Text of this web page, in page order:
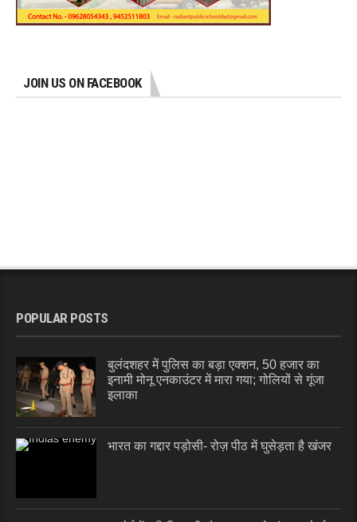
JOIN US ON FACEBOOK
POPULAR POSTS
बुलंदशहर में पुलिस का बड़ा एक्शन, 50 हजार का
इनामी मोनू एनकाउंटर में मारा गया; गोलियों से गूंजा
इलाका
भारत का गद्दार पड़ोसी- रोज़ पीठ में घुसेड़ता है खंजर